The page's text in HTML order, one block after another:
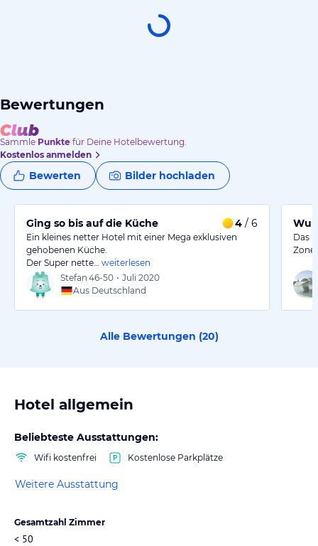
Bewertungen
Sammle Punkte für Deine Hotelbewertung.
Kostenlos anmelden
Bewerten Bilder hochladen
Ging so bis auf die Küche 4 / 6
Ein kleines netter Hotel mit einer Mega exklusiven
gehobenen Küche.
Der Super nette…
weiterlesen
Stefan 46-50 • Juli 2020
Aus Deutschland
Das
Zone
Alle Bewertungen (20)
Hotel allgemein
Beliebteste Ausstattungen:
Wifi kostenfrei Kostenlose Parkplätze
Weitere Ausstattung
Gesamtzahl Zimmer
< 50